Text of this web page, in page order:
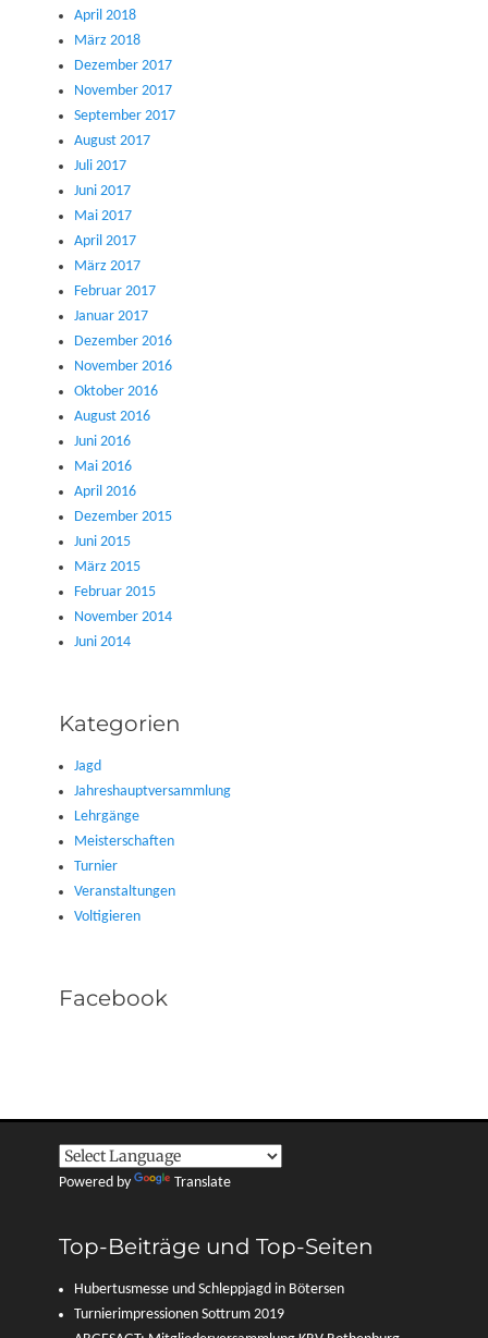
April 2018
März 2018
Dezember 2017
November 2017
September 2017
August 2017
Juli 2017
Juni 2017
Mai 2017
April 2017
März 2017
Februar 2017
Januar 2017
Dezember 2016
November 2016
Oktober 2016
August 2016
Juni 2016
Mai 2016
April 2016
Dezember 2015
Juni 2015
März 2015
Februar 2015
November 2014
Juni 2014
Kategorien
Jagd
Jahreshauptversammlung
Lehrgänge
Meisterschaften
Turnier
Veranstaltungen
Voltigieren
Facebook
Powered by Translate
Top-Beiträge und Top-Seiten
Hubertusmesse und Schleppjagd in Bötersen
Turnierimpressionen Sottrum 2019